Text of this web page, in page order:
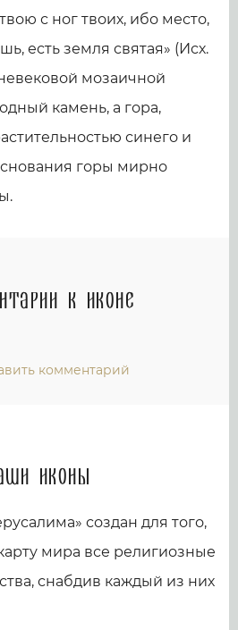
с ног твоих, ибо место,
есть земля святая» (Исх.
мозаичной
камень, а гора,
синего и
горы мирно
к иконе
комментарий
иконы
создан для того,
мира все религиозные
снабдив каждый из них